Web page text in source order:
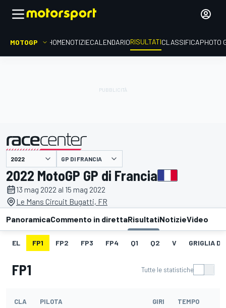
MOTOGP HOMENOTIZIECALENDARIORISULTATICLASSIFICAPHOTO
presentato da GP DI FRANCIA
2022 MotoGP GP di Francia
13 mag 2022 al 15 mag 2022
Le Mans Circuit Bugatti, FR
PanoramicaCommento in direttaRisultatiNotizieVideo
EL FP1 FP2 FP3 FP4 Q1 Q2 V GRIGLIA DI
FP1 Tutte le statistiche
CLA PILOTA GIRI TEMPO